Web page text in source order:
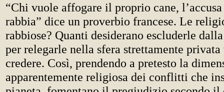
“Chi vuole affogare il proprio cane,
rabbia” dice un proverbio francese. Le
rabbiose? Quanti desiderano escluderle
per relegarle nella sfera strettamente
credere. Così, prendendo a pretesto la
apparentemente religiosa dei conflitti che